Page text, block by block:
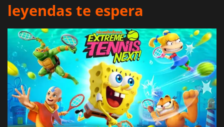
NOTICIAS
INICIAR SESIÓN O REGISTRARSE
leyendas te espera